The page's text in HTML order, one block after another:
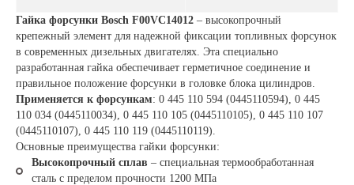
Гайка форсунки Bosch F00VC14012 – высокопрочный
крепежный элемент для надежной фиксации топливных форсунок
в современных дизельных двигателях. Эта специально
разработанная гайка обеспечивает герметичное соединение и
правильное положение форсунки в головке блока цилиндров.
Применяется к форсункам: 0 445 110 594 (0445110594), 0 445
110 034 (0445110034), 0 445 110 105 (0445110105), 0 445 110 107
(0445110107), 0 445 110 119 (0445110119).
Основные преимущества гайки форсунки:
Высокопрочный сплав – специальная термообработанная
сталь с пределом прочности 1200 МПа